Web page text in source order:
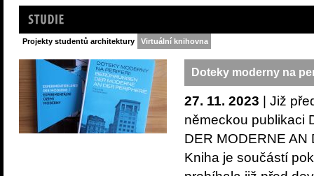
Studie
Projekty studentů architektury Virtuální knihovna
Doteky moderny na
27. 11. 2023 | Již
německou publikaci
DER MODERNE AN
Kniha je součástí